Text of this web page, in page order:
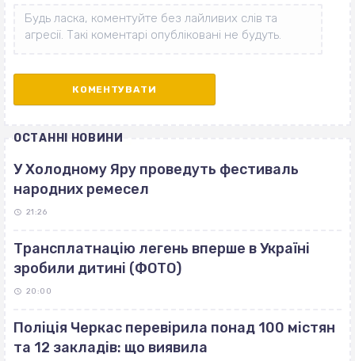
ОСТАННІ НОВИНИ
У Холодному Яру проведуть фестиваль
народних ремесел
21:26
Трансплатнацію легень вперше в Україні
зробили дитині (ФОТО)
20:00
Поліція Черкас перевірила понад 100 містян
та 12 закладів: що виявила